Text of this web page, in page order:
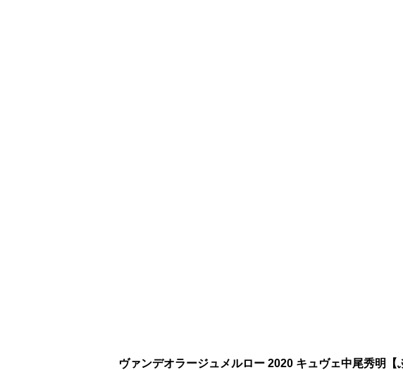
ヴァンデオラージュメルロー 2020 キュヴェ中尾秀明【